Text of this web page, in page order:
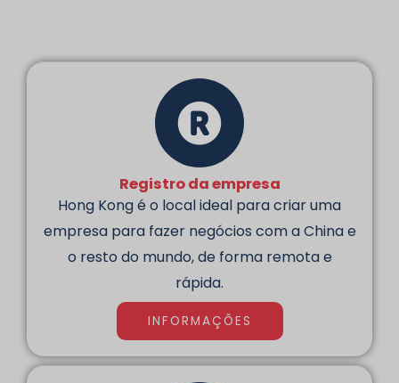
Registro da empresa
Hong Kong é o local ideal para criar uma
empresa para fazer negócios com a China e
o resto do mundo, de forma remota e
rápida.
INFORMAÇÕES